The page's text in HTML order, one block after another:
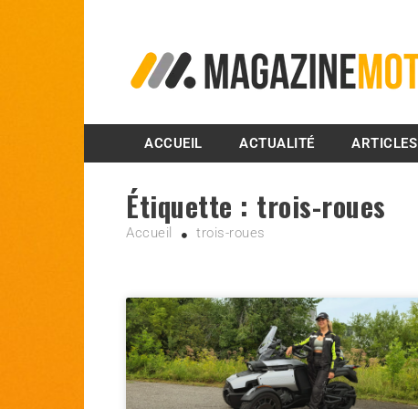
MagazineMoto.com
ACCUEIL ACTUALITÉ ARTICLES
Étiquette : trois-roues
Accueil trois-roues